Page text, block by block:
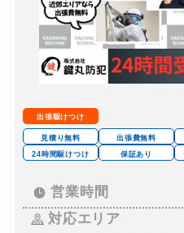
出張駆けつけ
見積り無料 出張費無料
24時間駆けつけ
保証あり
営業時間
対応エリア